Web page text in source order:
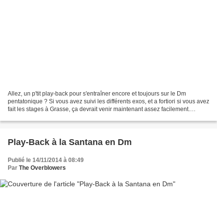
Allez, un p'tit play-back pour s'entraîner encore et toujours sur le Dm
pentatonique ? Si vous avez suivi les différents exos, et a fortiori si vous avez
fait les stages à Grasse, ça devrait venir maintenant assez facilement.
Play-Back à la Santana en Dm
Publié le 14/11/2014 à 08:49
Par The Overblowers